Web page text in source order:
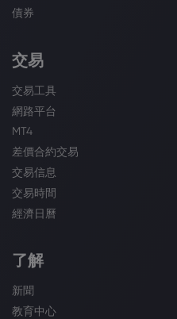
債券
交易
交易工具
網路平台
MT4
差價合約交易
交易信息
交易時間
經濟日曆
了解
新聞
教育中心